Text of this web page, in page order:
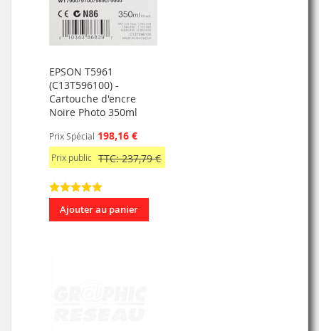
EPSON T5961
(C13T596100) -
Cartouche d'encre
Noire Photo 350ml
Prix Spécial 198,16 €
Prix public TTC: 237,79 €
Ajouter au panier